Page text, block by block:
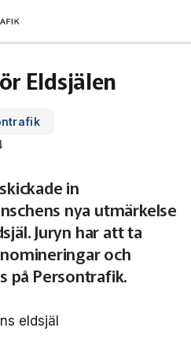
Eldsjälen
in
nya utmärkelse
Juryn har att ta
och
på Persontrafik.